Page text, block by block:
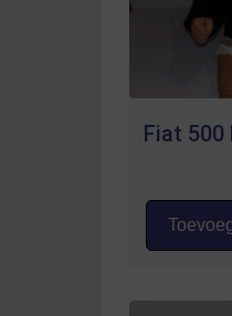
Fiat 500